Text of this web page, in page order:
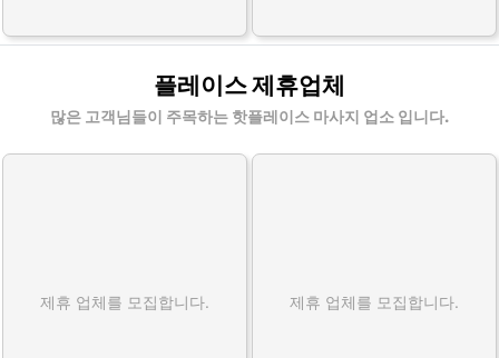
플레이스 제휴업체
많은 고객님들이 주목하는 핫플레이스 마사지 업소 입니다.
제휴 업체를 모집합니다. 제휴 업체를 모집합니다.